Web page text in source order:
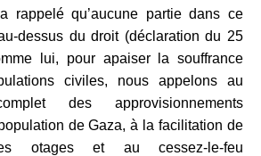
rappelé qu’aucune partie dans ce
dessus du droit (déclaration du 25
lui, pour apaiser la souffrance
civiles, nous appelons au
des approvisionnements
de Gaza, à la facilitation de
otages et au cessez-le-feu